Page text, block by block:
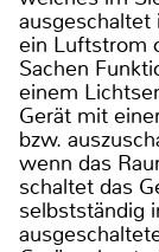
ein Luftstrom
Sachen
einem
Gerät mit
bzw.
wenn das
schaltet das
selbstständig